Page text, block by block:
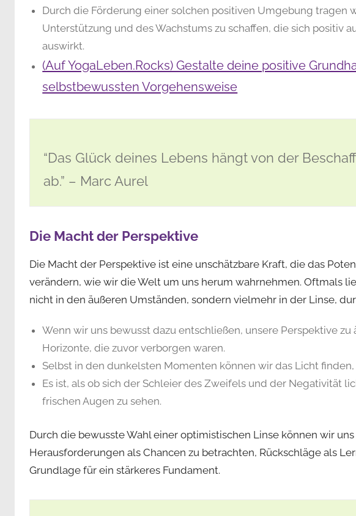
Durch die Förderung einer solchen positiven Umgebung tragen
Unterstützung und des Wachstums zu schaffen, die sich positiv
auswirkt.
(Auf YogaLeben.Rocks) Gestalte deine positive
selbstbewussten Vorgehensweise
“Das Glück deines Lebens hängt von der
ab.” – Marc Aurel
Die Macht der Perspektive
Die Macht der Perspektive ist eine unschätzbare Kraft, die das
verändern, wie wir die Welt um uns herum wahrnehmen. Oftmals
nicht in den äußeren Umständen, sondern vielmehr in der Linse,
Wenn wir uns bewusst dazu entschließen, unsere Perspektive
Horizonte, die zuvor verborgen waren.
Selbst in den dunkelsten Momenten können wir das Licht
Es ist, als ob sich der Schleier des Zweifels und der Negativität
frischen Augen zu sehen.
Durch die bewusste Wahl einer optimistischen Linse können wir
Herausforderungen als Chancen zu betrachten, Rückschläge als
Grundlage für ein stärkeres Fundament.